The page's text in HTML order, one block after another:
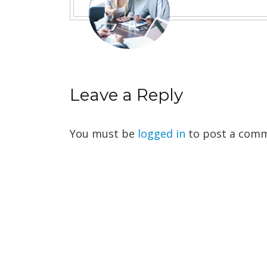
Leave a Reply
You must be logged in to post a